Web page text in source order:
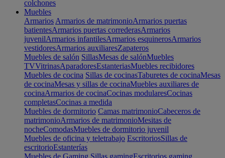
colchones
Muebles
Armarios Armarios de matrimonioArmarios puertas
batientesArmarios puertas correderasArmarios
juvenilArmarios infantilesArmarios esquinerosArmarios
vestidoresArmarios auxiliaresZapateros
Muebles de salón SillasMesas de salónMuebles
TVVitrinasAparadoresEstanteriasMuebles recibidores
Muebles de cocina Sillas de cocinasTaburetes de cocinaMesas
de cocinaMesas y sillas de cocinaMuebles auxiliares de
cocinaArmarios de cocinaCocinas modularesCocinas
completasCocinas a medida
Muebles de dormitorio Camas matrimonioCabeceros de
matrimonioArmarios de matrimonioMesitas de
nocheComodasMuebles de dormitorio juvenil
Muebles de oficina y teletrabajo EscritoriosSillas de
escritorioEstanterías
Muebles de Gaming Sillas gamingEscritorios gaming